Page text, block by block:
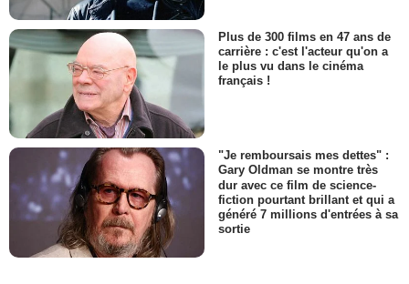
Plus de 300 films en 47 ans de
carrière : c'est l'acteur qu'on a
le plus vu dans le cinéma
français !
"Je remboursais mes dettes" :
Gary Oldman se montre très
dur avec ce film de science-
fiction pourtant brillant et qui a
généré 7 millions d'entrées à sa
sortie